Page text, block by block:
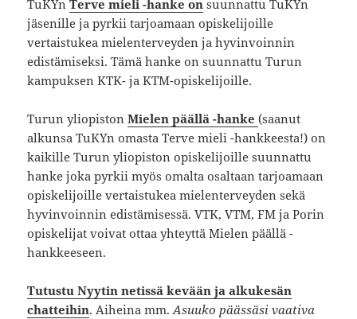
TuKYnTerve mieli -hanke on suunnattu TuKYn
jäsenille ja pyrkii tarjoamaan opiskelijoille
vertaistukea mielenterveyden ja hyvinvoinnin
edistämiseksi. Tämä hanke on suunnattu Turun
kampuksen KTK- ja KTM-opiskelijoille.
Turun yliopistonMielen päällä -hanke (saanut
alkunsa TuKYn omasta Terve mieli -hankkeesta!) on
kaikille Turun yliopiston opiskelijoille suunnattu
hanke joka pyrkii myös omalta osaltaan tarjoamaan
opiskelijoille vertaistukea mielenterveyden sekä
hyvinvoinnin edistämisessä. VTK, VTM, FM ja Porin
opiskelijat voivat ottaa yhteyttä Mielen päällä -
hankkeeseen.
Tutustu Nyytin netissä kevään ja alkukesän
chatteihin. Aiheina mm.Asuuko päässäsi vaativa